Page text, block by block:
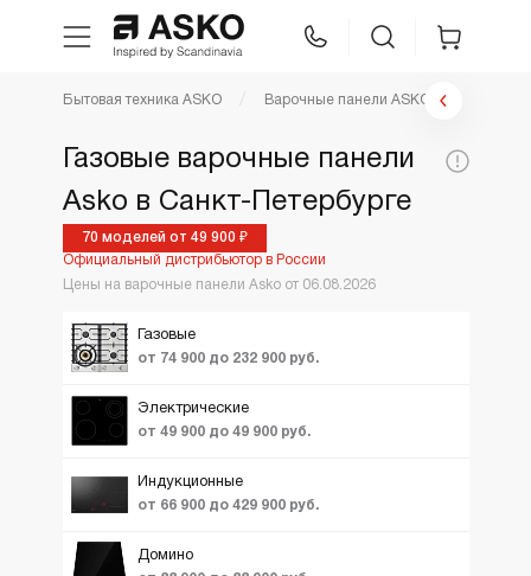
Техника для кухни
Уход за бельем
Asko Professional
Аксессуары
Шоу-рум
Бытовая техника ASKO Варочные панели ASKO
Газовые варочные панели
Asko в Санкт-Петербурге
70 моделей от 49 900 ₽
Официальный дистрибьютор в России
Цены на варочные панели Asko от 06.08.2026
Газовые
от 74 900 до 232 900 руб.
Электрические
от 49 900 до 49 900 руб.
Индукционные
от 66 900 до 429 900 руб.
Домино
Фильтр варочные панели
Цена по возрастанию
По популярности
ТОП лучших
Цена,
руб:
29900 429900 Тип: 1
Ещё фильтры 1 Вид